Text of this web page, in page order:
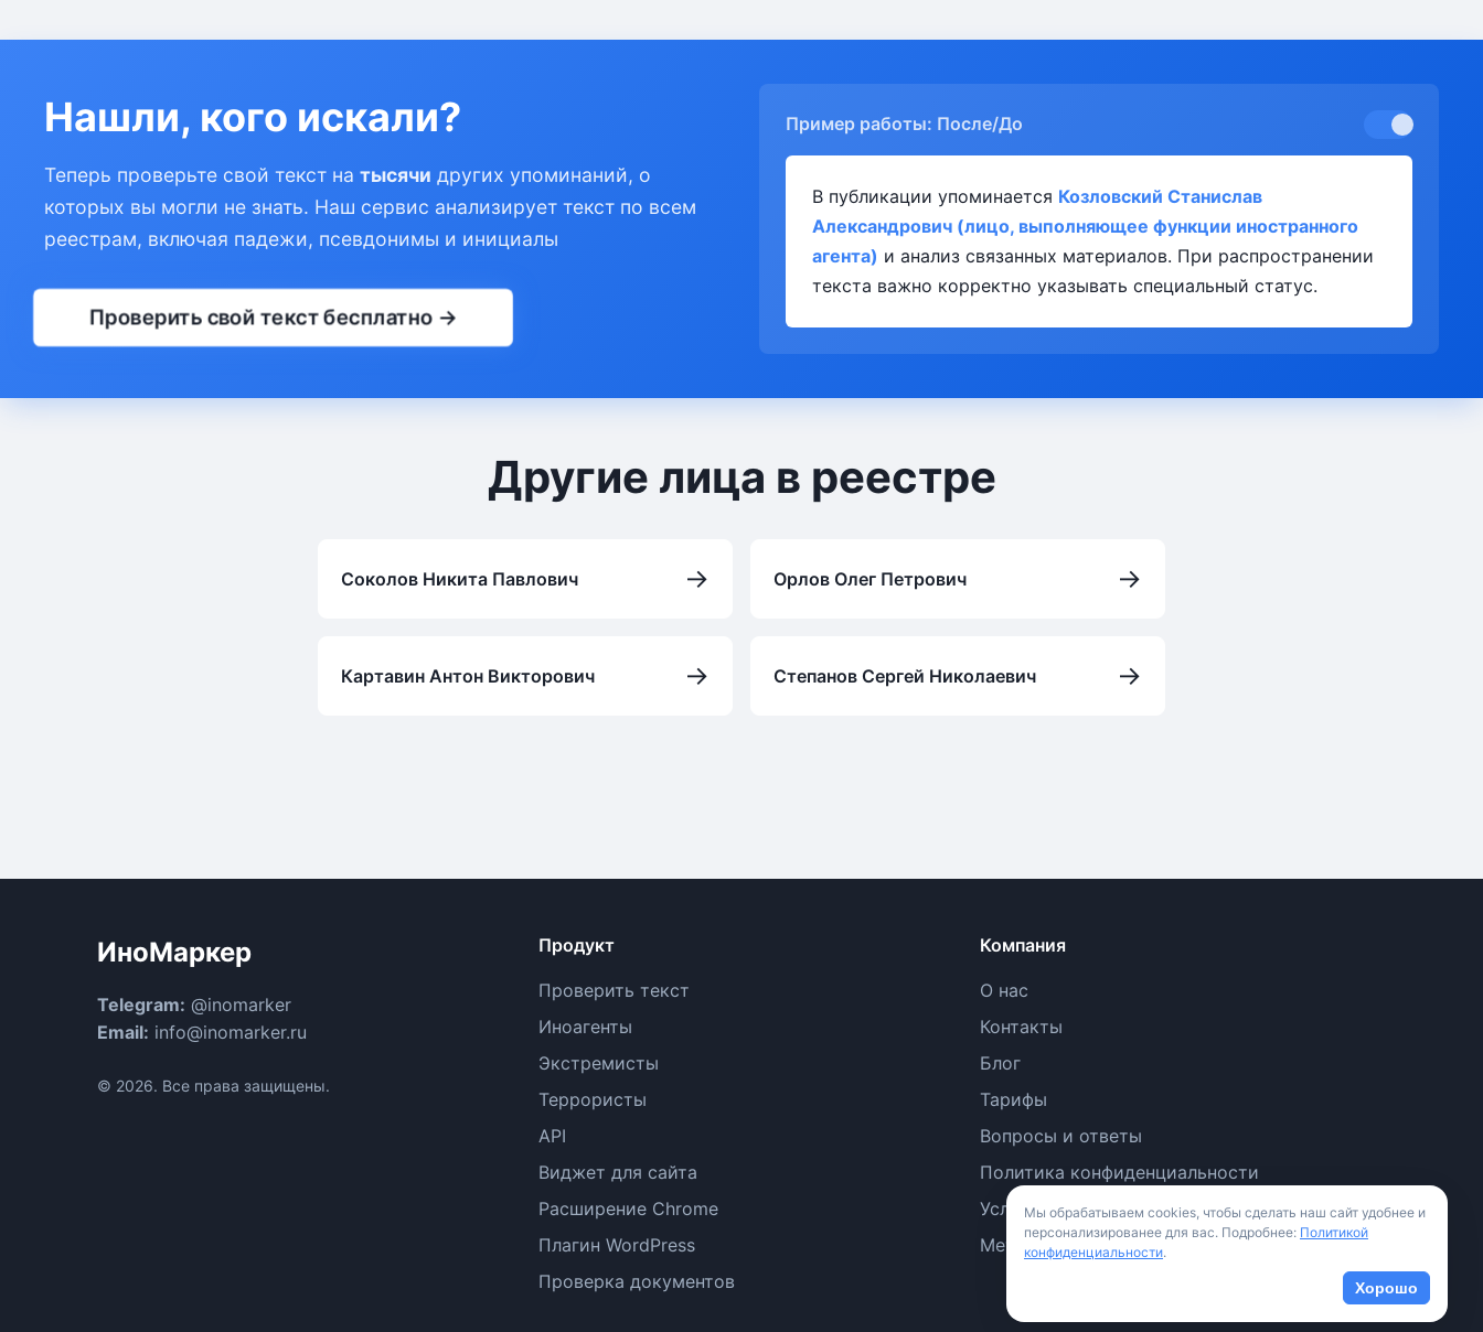
Нашли, кого искали?
Теперь проверьте свой текст на тысячи других упоминаний, о
которых вы могли не знать. Наш сервис анализирует текст по всем
реестрам, включая падежи, псевдонимы и инициалы
Проверить свой текст бесплатно →
Пример работы: После/До
В публикации упоминается Козловский Станислав
Александрович (лицо, выполняющее функции иностранного
агента) и анализ связанных материалов. При распространении
текста важно корректно указывать специальный статус.
Другие лица в реестре
Соколов Никита Павлович → Орлов Олег Петрович →
Картавин Антон Викторович → Степанов Сергей Николаевич →
ИноМаркер
Telegram: @inomarker
Email: info@inomarker.ru
© 2026. Все права защищены.
Продукт
Проверить текст
Иноагенты
Экстремисты
Террористы
API
Виджет для сайта
Расширение Chrome
Плагин WordPress
Проверка документов
Компания
О нас
Контакты
Блог
Тарифы
Вопросы и ответы
Политика конфиденциальности
Условия использования
Методология
Мы обрабатываем cookies, чтобы сделать наш сайт удобнее и
персонализированее для вас. Подробнее: Политикой
конфиденциальности.
Хорошо